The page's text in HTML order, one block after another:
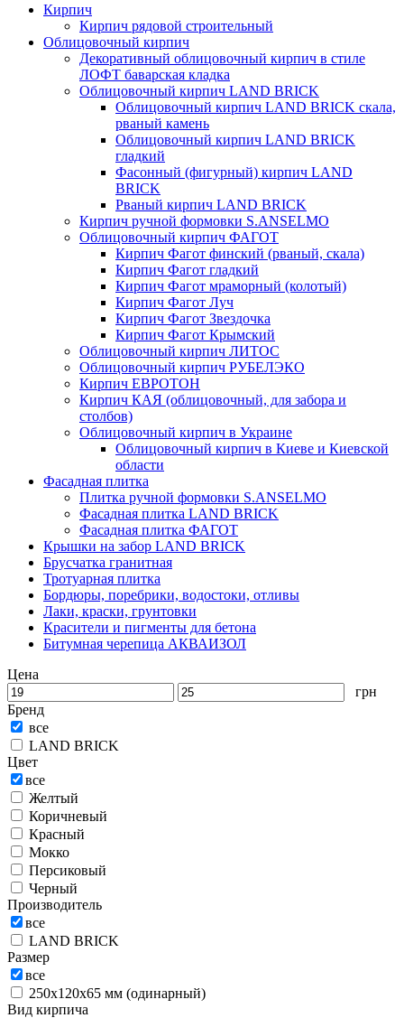
Кирпич
Кирпич рядовой строительный
Облицовочный кирпич
Декоративный облицовочный кирпич в стиле
ЛОФТ баварская кладка
Облицовочный кирпич LAND BRICK
Облицовочный кирпич LAND BRICK скала,
рваный камень
Облицовочный кирпич LAND BRICK
гладкий
Фасонный (фигурный) кирпич LAND
BRICK
Рваный кирпич LAND BRICK
Кирпич ручной формовки S.ANSELMO
Облицовочный кирпич ФАГОТ
Кирпич Фагот финский (рваный, скала)
Кирпич Фагот гладкий
Кирпич Фагот мраморный (колотый)
Кирпич Фагот Луч
Кирпич Фагот Звездочка
Кирпич Фагот Крымский
Облицовочный кирпич ЛИТОС
Облицовочный кирпич РУБЕЛЭКО
Кирпич ЕВРОТОН
Кирпич КАЯ (облицовочный, для забора и
столбов)
Облицовочный кирпич в Украине
Облицовочный кирпич в Киеве и Киевской
области
Фасадная плитка
Плитка ручной формовки S.ANSELMO
Фасадная плитка LAND BRICK
Фасадная плитка ФАГОТ
Крышки на забор LAND BRICK
Брусчатка гранитная
Тротуарная плитка
Бордюры, поребрики, водостоки, отливы
Лаки, краски, грунтовки
Красители и пигменты для бетона
Битумная черепица АКВАИЗОЛ
Цена
грн
Бренд
все
LAND BRICK
Цвет
все
Желтый
Коричневый
Красный
Мокко
Персиковый
Черный
Производитель
все
LAND BRICK
Размер
все
250х120х65 мм (одинарный)
Вид кирпича